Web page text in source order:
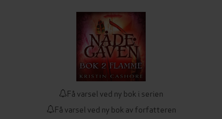
Få varsel ved ny bok i serien
Få varsel ved ny bok av forfatteren